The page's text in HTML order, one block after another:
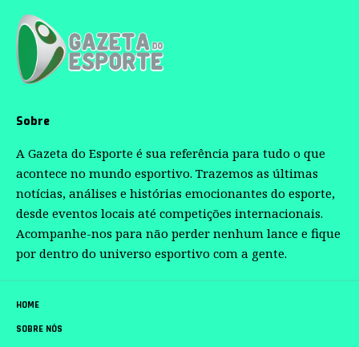
Sobre
A Gazeta do Esporte é sua referência para tudo o que
acontece no mundo esportivo. Trazemos as últimas
notícias, análises e histórias emocionantes do esporte,
desde eventos locais até competições internacionais.
Acompanhe-nos para não perder nenhum lance e fique
por dentro do universo esportivo com a gente.
HOME
SOBRE NÓS